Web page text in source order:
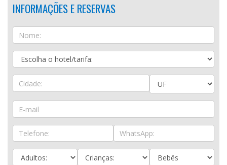
INFORMAÇÕES E RESERVAS